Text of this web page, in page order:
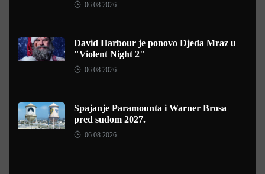
06.08.2026.
David Harbour je ponovo Djeda Mraz u
"Violent Night 2"
06.08.2026.
Spajanje Paramounta i Warner Brosa
pred sudom 2027.
06.08.2026.